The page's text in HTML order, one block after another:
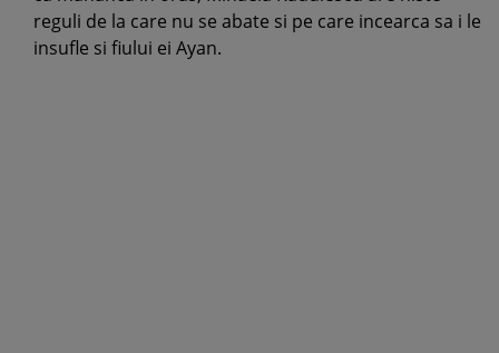
reguli de la care nu se abate si pe care incearca sa i le
insufle si fiului ei Ayan.